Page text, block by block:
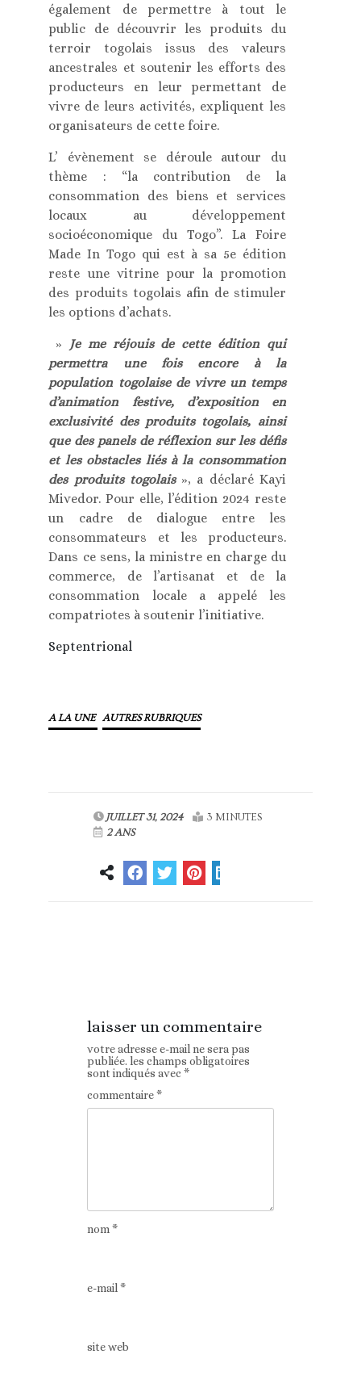
également de permettre à tout le
public de découvrir les produits du
terroir togolais issus des valeurs
ancestrales et soutenir les efforts des
producteurs en leur permettant de
vivre de leurs activités, expliquent les
organisateurs de cette foire.
L’ évènement se déroule autour du
thème : “la contribution de la
consommation des biens et services
locaux au développement
socioéconomique du Togo”. La Foire
Made In Togo qui est à sa 5e édition
reste une vitrine pour la promotion
des produits togolais afin de stimuler
les options d’achats.
»
Je me réjouis de cette édition qui
permettra une fois encore à la
population togolaise de vivre un temps
d’animation festive, d’exposition en
exclusivité des produits togolais, ainsi
que des panels de réflexion sur les défis
et les obstacles liés à la consommation
des produits togolais », a déclaré Kayi
Mivedor. Pour elle, l’édition 2024 reste
un cadre de dialogue entre les
consommateurs et les producteurs.
Dans ce sens, la ministre en charge du
commerce, de l’artisanat et de la
consommation locale a appelé les
compatriotes à soutenir l’initiative.
Septentrional
A LA UNE AUTRES RUBRIQUES
JUILLET 31, 2024
3 MINUTES
2 ANS
laisser un commentaire
votre adresse e-mail ne sera pas
publiée. les champs obligatoires
sont indiqués avec*
commentaire*
nom*
e-mail*
site web